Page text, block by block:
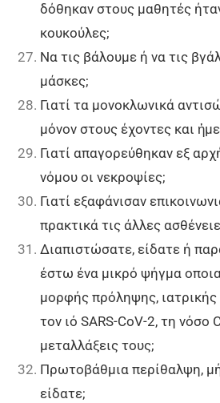
δόθηκαν στους μαθητές
κουκούλες;
Να τις βάλουμε ή να τις
μάσκες;
Γιατί τα μονοκλωνικά
μόνον στους έχοντες και
Γιατί απαγορεύθηκαν εξ
νόμου οι νεκροψίες;
Γιατί εξαφάνισαν
πρακτικά τις άλλες
Διαπιστώσατε, είδατε ή
έστω ένα μικρό ψήγμα
μορφής πρόληψης, ιατρικής
τον ιό SARS-CoV-2, τη νόσο
μεταλλάξεις τους;
Πρωτοβάθμια περίθαλψη,
είδατε;